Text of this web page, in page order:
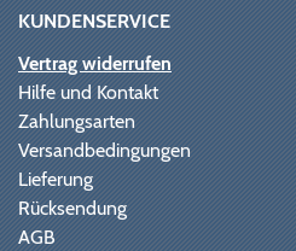
KUNDENSERVICE
Vertrag widerrufen
Hilfe und Kontakt
Zahlungsarten
Versandbedingungen
Lieferung
Rücksendung
AGB